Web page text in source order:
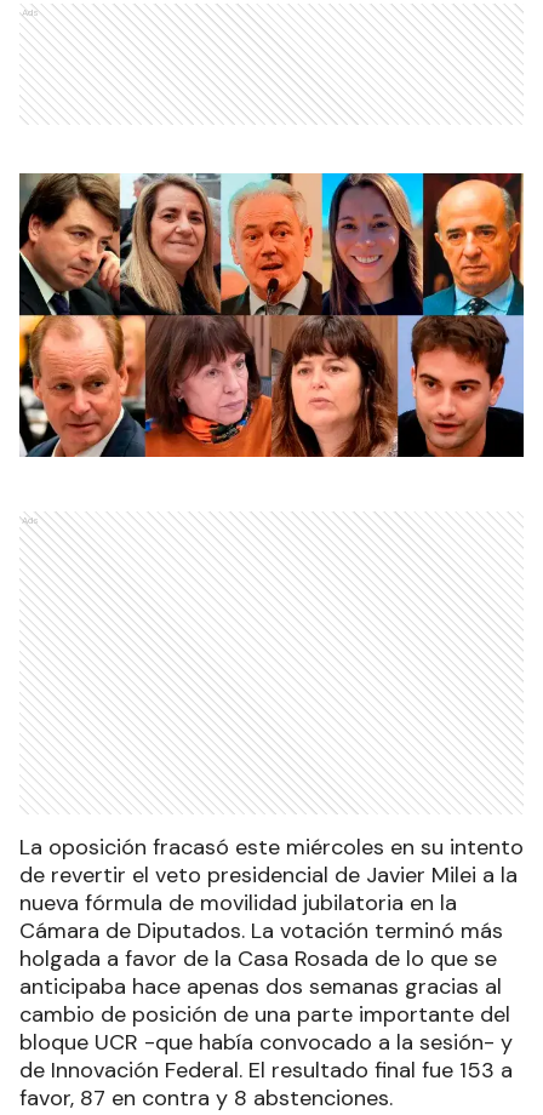
Ads
Ads
La oposición fracasó este miércoles en su intento
de revertir el veto presidencial de Javier Milei a la
nueva fórmula de movilidad jubilatoria en la
Cámara de Diputados. La votación terminó más
holgada a favor de la Casa Rosada de lo que se
anticipaba hace apenas dos semanas gracias al
cambio de posición de una parte importante del
bloque UCR -que había convocado a la sesión- y
de Innovación Federal. El resultado final fue 153 a
favor, 87 en contra y 8 abstenciones.